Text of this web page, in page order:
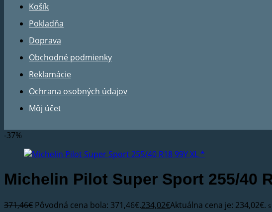
Košík
Pokladňa
Doprava
Obchodné podmienky
Reklamácie
Ochrana osobných údajov
Môj účet
-37%
Michelin Pilot Super Sport 255/40
371,46€ Pôvodná cena bola: 371,46€.234,02€Aktuálna cena je: 234,02€.